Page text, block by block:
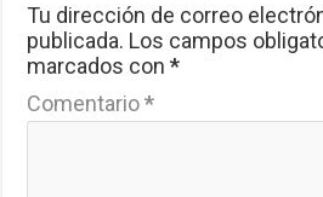
Tu dirección de correo
publicada. Los campos
marcados con*
Comentario*